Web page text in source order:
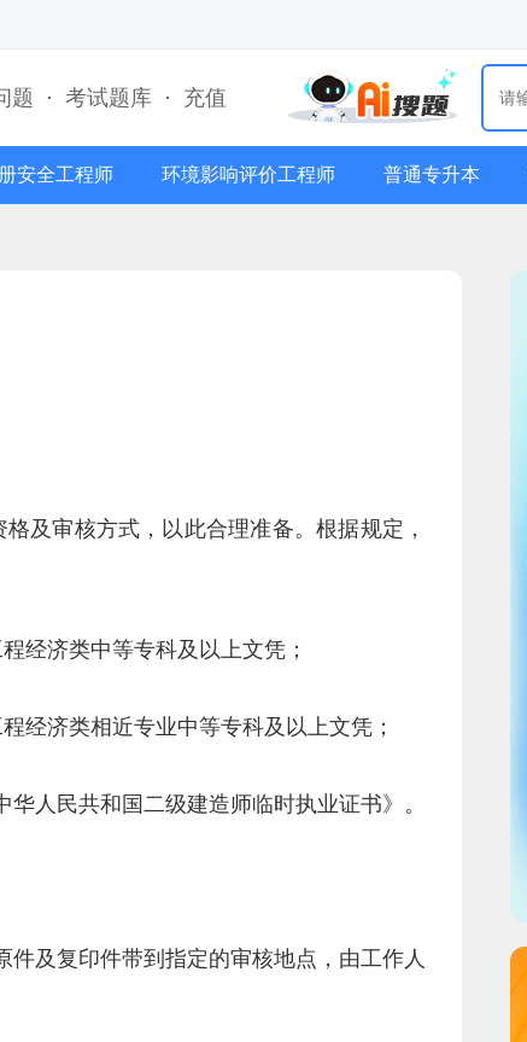
题 · 考试题库 · 充值
安全工程师 环境影响评价工程师 普通专升本
及审核方式，以此合理准备。根据规定，
经济类中等专科及以上文凭；
经济类相近专业中等专科及以上文凭；
人民共和国二级建造师临时执业证书》。
及复印件带到指定的审核地点，由工作人